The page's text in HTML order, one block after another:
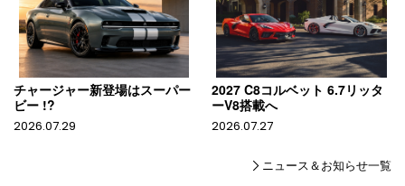
チャージャー新登場はスーパー
ビー !?
2026.07.29
2027 C8コルベット 6.7リッタ
ーV8搭載へ
2026.07.27
ニュース＆お知らせ一覧